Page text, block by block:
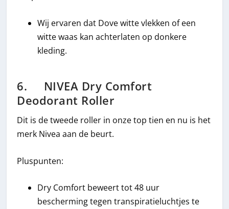
Wij ervaren dat Dove witte vlekken of een
witte waas kan achterlaten op donkere
kleding.
6. NIVEA Dry Comfort
Deodorant Roller
Dit is de tweede roller in onze top tien en nu is het
merk Nivea aan de beurt.
Pluspunten:
Dry Comfort beweert tot 48 uur
bescherming tegen transpiratieluchtjes te